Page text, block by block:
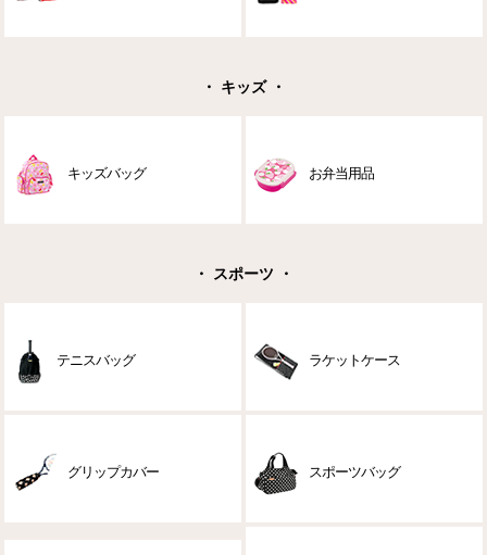
・ キッズ ・
キッズバッグ お弁当用品
・ スポーツ ・
テニスバッグ ラケットケース
グリップカバー スポーツバッグ